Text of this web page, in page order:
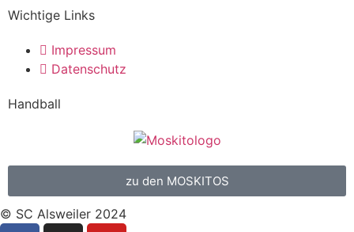
Wichtige Links
Impressum
Datenschutz
Handball
zu den MOSKITOS
© SC Alsweiler 2024